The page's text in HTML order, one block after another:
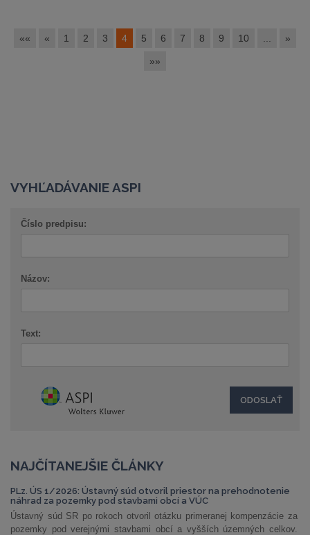
«« « 1 2 3 4 5 6 7 8 9 10 »
»»
VYHĽADÁVANIE ASPI
Číslo predpisu:
Názov:
Text:
NAJČÍTANEJŠIE ČLÁNKY
PLz. ÚS 1/2026: Ústavný súd otvoril priestor na prehodnotenie
náhrad za pozemky pod stavbami obcí a VÚC
Ústavný súd SR po rokoch otvoril otázku primeranej kompenzácie za
pozemky pod verejnými stavbami obcí a vyšších územných celkov.